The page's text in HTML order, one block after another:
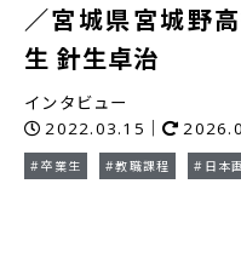
／宮城県宮城野
生 針生卓治
インタビュー
2022.03.15｜
#卒業生 #教職課程 #日本